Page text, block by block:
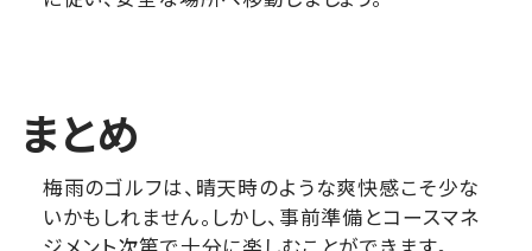
まとめ
梅雨のゴルフは、晴天時のような爽快感こそ少な
いかもしれません。しかし、事前準備とコースマネ